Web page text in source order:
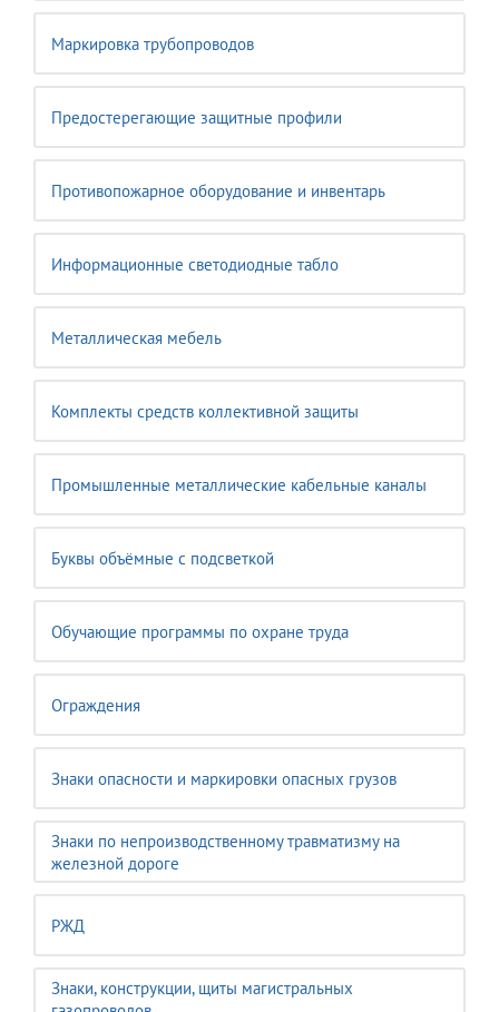
Маркировка трубопроводов
Предостерегающие защитные профили
Противопожарное оборудование и инвентарь
Информационные светодиодные табло
Металлическая мебель
Комплекты средств коллективной защиты
Промышленные металлические кабельные каналы
Буквы объёмные с подсветкой
Обучающие программы по охране труда
Ограждения
Знаки опасности и маркировки опасных грузов
Знаки по непроизводственному травматизму на
железной дороге
РЖД
Знаки, конструкции, щиты магистральных